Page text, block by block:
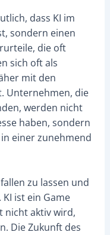
dass KI im
sondern einen
die oft
sich oft als
mit den
Unternehmen, die
werden nicht
haben, sondern
einer zunehmend
zu lassen und
ist ein Game
nicht aktiv wird,
Die Zukunft des